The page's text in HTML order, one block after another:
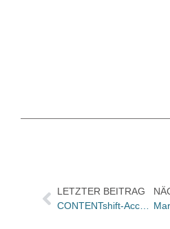
LETZTER BEITRAG
CONTENTshift-Accelerator 2024: Diese zehn Start-ups gehen in die nächste Runde